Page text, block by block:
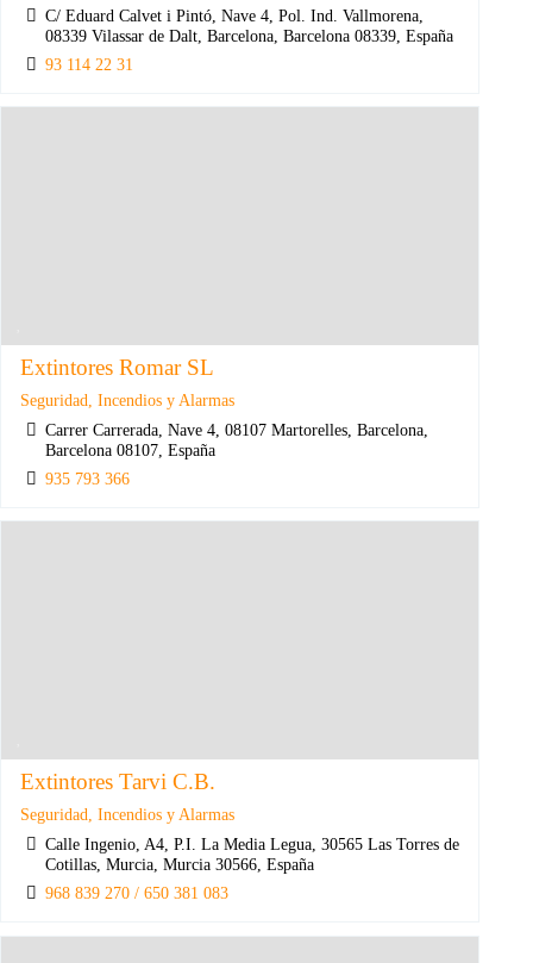
C/ Eduard Calvet i Pintó, Nave 4, Pol. Ind. Vallmorena,
08339 Vilassar de Dalt, Barcelona, Barcelona 08339, España
93 114 22 31
Extintores Romar SL
Seguridad, Incendios y Alarmas
Carrer Carrerada, Nave 4, 08107 Martorelles, Barcelona,
Barcelona 08107, España
935 793 366
Extintores Tarvi C.B.
Seguridad, Incendios y Alarmas
Calle Ingenio, A4, P.I. La Media Legua, 30565 Las Torres de
Cotillas, Murcia, Murcia 30566, España
968 839 270 / 650 381 083